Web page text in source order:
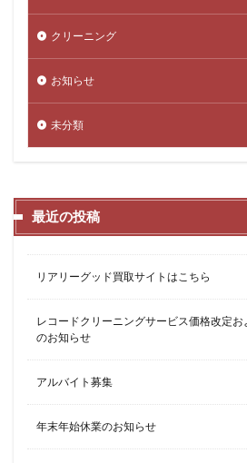
クリーニング
お知らせ
未分類
最近の投稿
リアリーグッド買取サイトはこちら
レコードクリーニングサービス価格改定
のお知らせ
アルバイト募集
年末年始休業のお知らせ